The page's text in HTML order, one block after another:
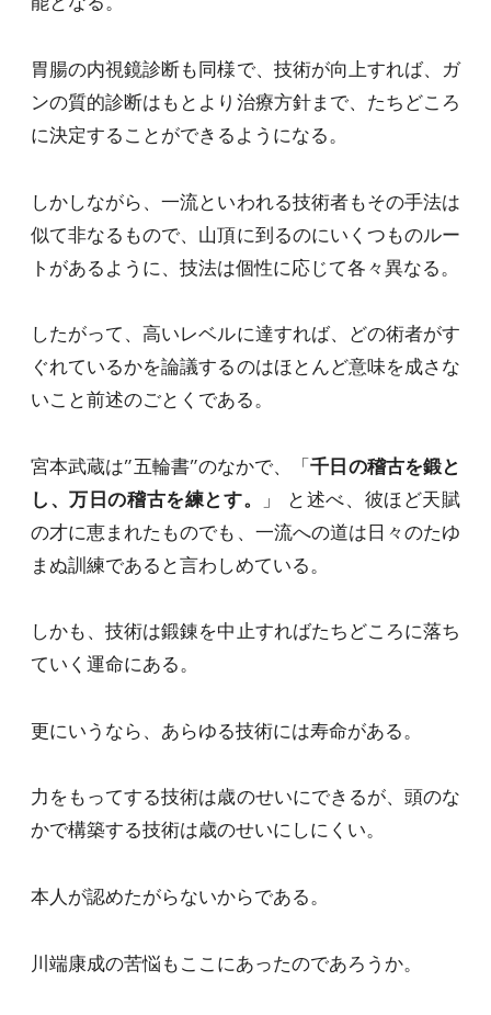
胃腸の内視鏡診断も同様で、技術が向上すれば、ガ
ンの質的診断はもとより治療方針まで、たちどころ
に決定することができるようになる。
しかしながら、一流といわれる技術者もその手法は
似て非なるもので、山頂に到るのにいくつものルー
トがあるように、技法は個性に応じて各々異なる。
したがって、高いレベルに達すれば、どの術者がす
ぐれているかを論議するのはほとんど意味を成さな
いこと前述のごとくである。
宮本武蔵は”五輪書”のなかで、「千日の稽古を鍛と
し、万日の稽古を練とす。
」 と述べ、彼ほど天賦
の才に恵まれたものでも、一流への道は日々のたゆ
まぬ訓練であると言わしめている。
しかも、技術は鍛錬を中止すればたちどころに落ち
ていく運命にある。
更にいうなら、あらゆる技術には寿命がある。
力をもってする技術は歳のせいにできるが、頭のな
かで構築する技術は歳のせいにしにくい。
本人が認めたがらないからである。
川端康成の苦悩もここにあったのであろうか。